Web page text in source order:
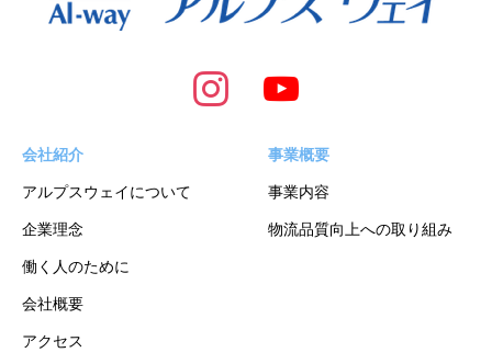
会社紹介
アルプスウェイについて
企業理念
働く人のために
会社概要
アクセス
事業概要
事業内容
物流品質向上への取り組み